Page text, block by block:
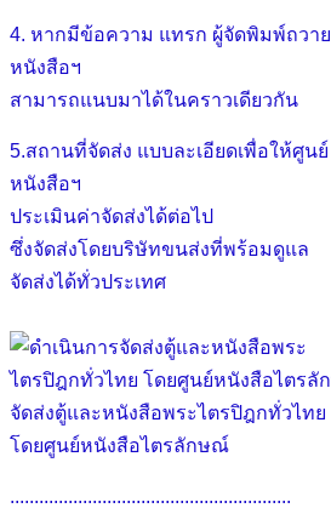
4. หากมีข้อความ แทรก ผู้จัดพิมพ์ถวาย
หนังสือฯ
สามารถแนบมาได้ในคราวเดียวกัน
5.สถานที่จัดส่ง แบบละเอียดเพื่อให้ศูนย์
หนังสือฯ
ประเมินค่าจัดส่งได้ต่อไป
ซึ่งจัดส่งโดยบริษัทขนส่งที่พร้อมดูแล
จัดส่งได้ทั่วประเทศ
จัดส่งตู้และหนังสือพระไตรปิฎกทั่วไทย
โดยศูนย์หนังสือไตรลักษณ์
..........................................................